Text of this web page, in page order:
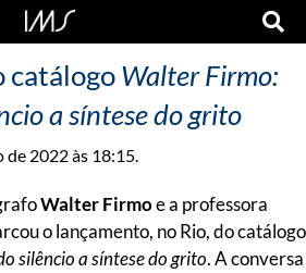
catálogoWalter Firmo:
a síntese do grito
de 2022 às 18:15.
Walter Firmoe a professora
o lançamento, no Rio, do catálogo
silêncio a síntese do grito. A conversa